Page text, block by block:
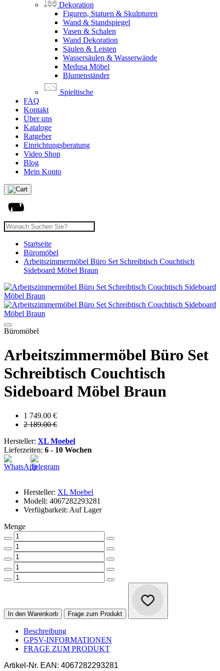
Dekoration
Figuren, Statuen & Skulpturen
Wand & Standspiegel
Vasen & Schalen
Wand Dekoration
Säulen & Leisten
Wassersäulen & Wasserwände
Medusa Möbel
Blumenständer
Spieltische
FAQ
Kontakt
Über uns
Kataloge
Ratgeber
Einrichtungsberatung
Video Shop
Blog
Mein Konto
Startseite
Büromöbel
Arbeitszimmermöbel Büro Set Schreibtisch Couchtisch
Sideboard Möbel Braun
Büromöbel
Arbeitszimmermöbel Büro Set
Schreibtisch Couchtisch
Sideboard Möbel Braun
1 749.00 €
2 189.00 €
Hersteller: XL Moebel
Lieferzeiten: 6 - 10 Wochen
Hersteller: XL Moebel
Modell: 4067282293281
Verfügbarkeit: Auf Lager
Menge
In den Warenkorb Frage zum Produkt
Beschreibung
GPSV-INFORMATIONEN
FRAGE ZUM PRODUKT
Artikel-Nr. EAN: 4067282293281